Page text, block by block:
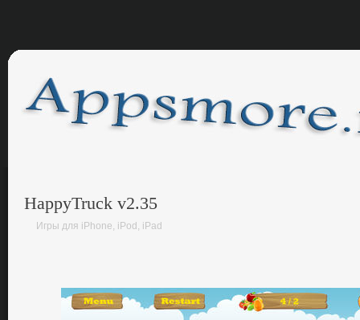
HappyTruck v2.35
Игры для iPhone, iPod, iPad